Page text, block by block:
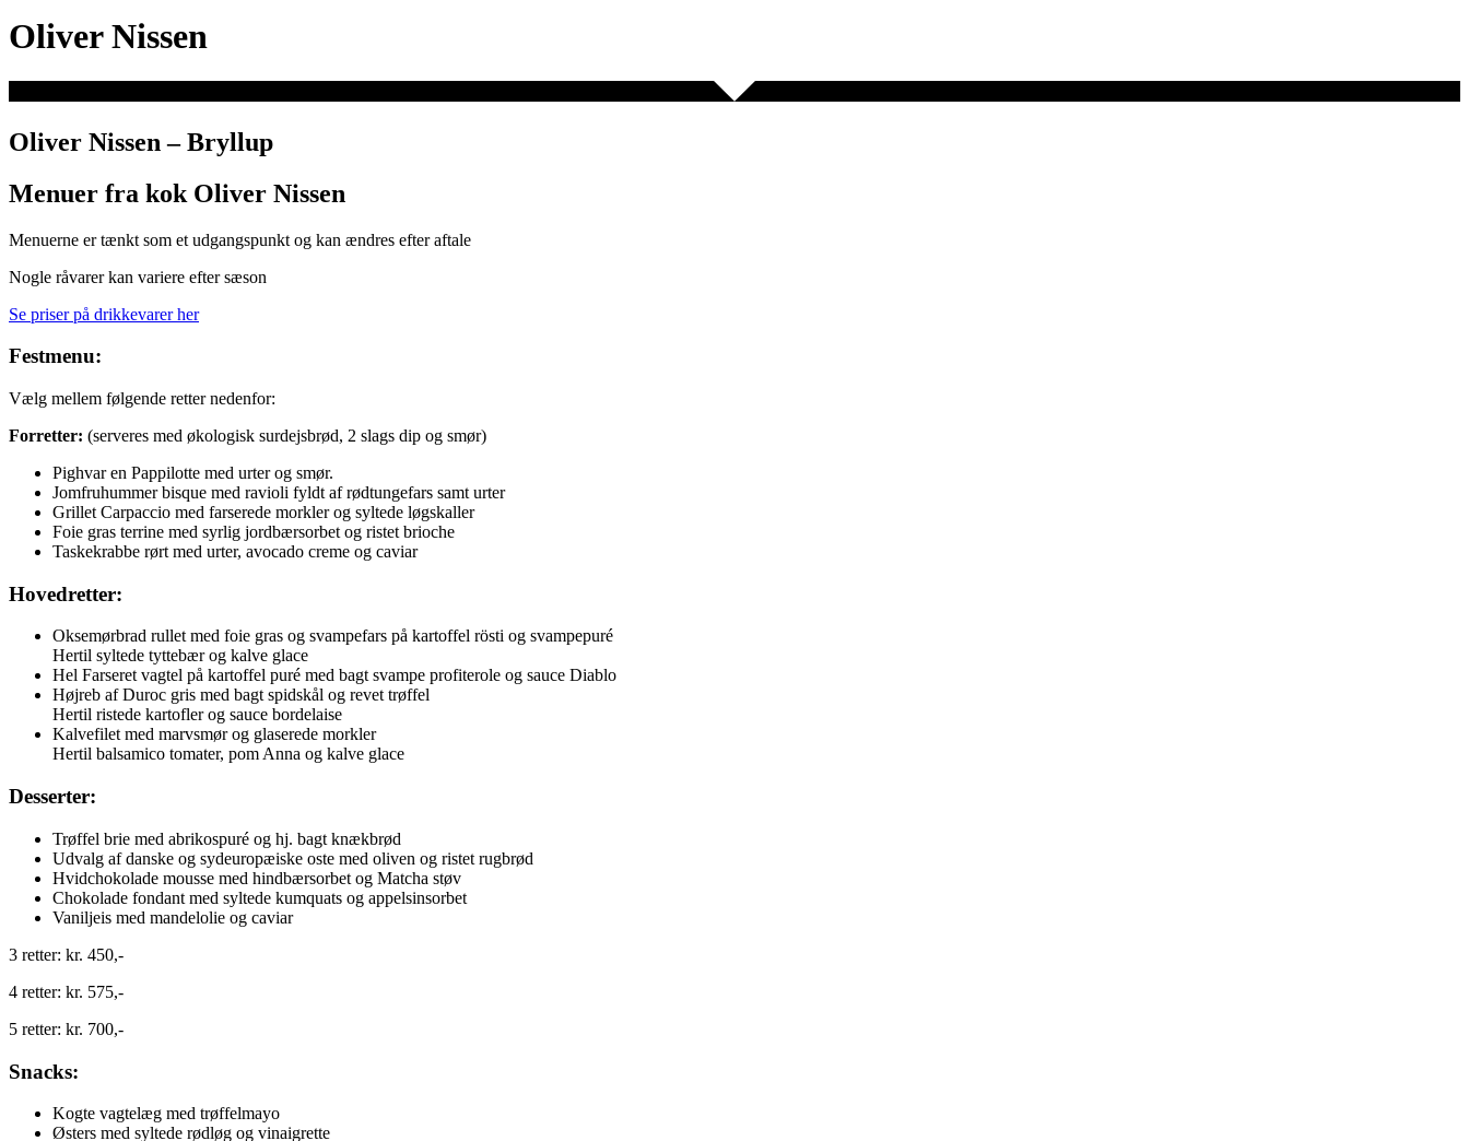
Oliver Nissen
Oliver Nissen – Bryllup
Menuer fra kok Oliver Nissen
Menuerne er tænkt som et udgangspunkt og kan ændres efter aftale
Nogle råvarer kan variere efter sæson
Se priser på drikkevarer her
Festmenu:
Vælg mellem følgende retter nedenfor:
Forretter: (serveres med økologisk surdejsbrød, 2 slags dip og smør)
Pighvar en Pappilotte med urter og smør.
Jomfruhummer bisque med ravioli fyldt af rødtungefars samt urter
Grillet Carpaccio med farserede morkler og syltede løgskaller
Foie gras terrine med syrlig jordbærsorbet og ristet brioche
Taskekrabbe rørt med urter, avocado creme og caviar
Hovedretter:
Oksemørbrad rullet med foie gras og svampefars på kartoffel rösti og svampepuré
Hertil syltede tyttebær og kalve glace
Hel Farseret vagtel på kartoffel puré med bagt svampe profiterole og sauce Diablo
Højreb af Duroc gris med bagt spidskål og revet trøffel
Hertil ristede kartofler og sauce bordelaise
Kalvefilet med marvsmør og glaserede morkler
Hertil balsamico tomater, pom Anna og kalve glace
Desserter:
Trøffel brie med abrikospuré og hj. bagt knækbrød
Udvalg af danske og sydeuropæiske oste med oliven og ristet rugbrød
Hvidchokolade mousse med hindbærsorbet og Matcha støv
Chokolade fondant med syltede kumquats og appelsinsorbet
Vaniljeis med mandelolie og caviar
3 retter: kr. 450,-
4 retter: kr. 575,-
5 retter: kr. 700,-
Snacks:
Kogte vagtelæg med trøffelmayo
Østers med syltede rødløg og vinaigrette